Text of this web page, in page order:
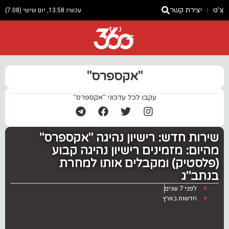
צ'ט יצירת קשר עכשיו 13:58, יום שישי (7.08)
ניוז
"אקספרס"
עקבו לכל עדכוני "אקספרס"
שירות חדש: רישיון נהיגה "אקספרס"
מהיום: מזמינים רישיון נהיגה קבוע
(פלסטיק) ומקבלים אותו למחרת
בנתב"ג
לפני 7 שנים
חדשות בארץ